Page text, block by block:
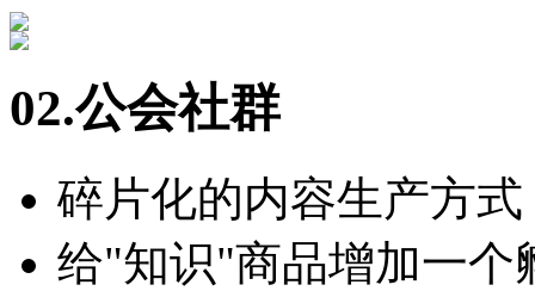
02.公会社群
碎片化的内容生产方
给"知识"商品增加一个